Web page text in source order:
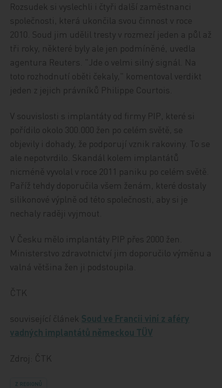
Rozsudek si vyslechli i čtyři další zaměstnanci
společnosti, která ukončila svou činnost v roce
2010. Soud jim udělil tresty v rozmezí jeden a půl až
tři roky, některé byly ale jen podmíněné, uvedla
agentura Reuters. "Jde o velmi silný signál. Na
toto rozhodnutí oběti čekaly," komentoval verdikt
jeden z jejich právníků Philippe Courtois.
V souvislosti s implantáty od firmy PIP, které si
pořídilo okolo 300.000 žen po celém světě, se
objevily i dohady, že podporují vznik rakoviny. To se
ale nepotvrdilo. Skandál kolem implantátů
nicméně vyvolal v roce 2011 paniku po celém světě.
Paříž tehdy doporučila všem ženám, které dostaly
silikonové výplně od této společnosti, aby si je
nechaly raději vyjmout.
V Česku mělo implantáty PIP přes 2000 žen.
Ministerstvo zdravotnictví jim doporučilo výměnu a
valná většina žen ji podstoupila.
ČTK
související článek Soud ve Francii viní z aféry
vadných implantátů německou TÜV
Zdroj: ČTK
Z REGIONŮ